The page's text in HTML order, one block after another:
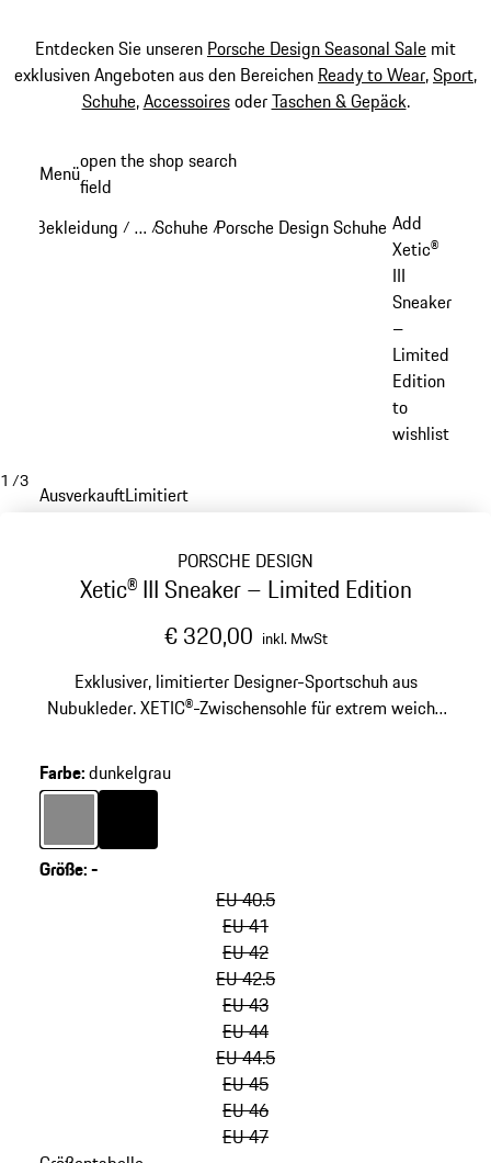
Entdecken Sie unseren Porsche Design Seasonal Sale mit
exklusiven Angeboten aus den Bereichen Ready to Wear,Sport,
Schuhe,AccessoiresoderTaschen & Gepäck.
Hauptinhalt
Menüopen the shop search
field
Bekleidung / …
Reveal collapsed breadcrumb items
/Schuhe /Porsche Design Schuhe /
Add
Xetic®
III
Sneaker
–
Limited
Edition
to
wishlist
1 /3
AusverkauftLimitiert
PORSCHE DESIGN
Xetic® III Sneaker – Limited Edition
€ 320,00 inkl. MwSt
Exklusiver, limitierter Designer-Sportschuh aus
Nubukleder. XETIC®-Zwischensohle für extrem weiche
Farbe:dunkelgrau
Farbedunkelgrau
Farbe schwarz
Größe:-
EU 40.5
EU 41
EU 42
EU 42.5
EU 43
EU 44
EU 44.5
EU 45
EU 46
EU 47